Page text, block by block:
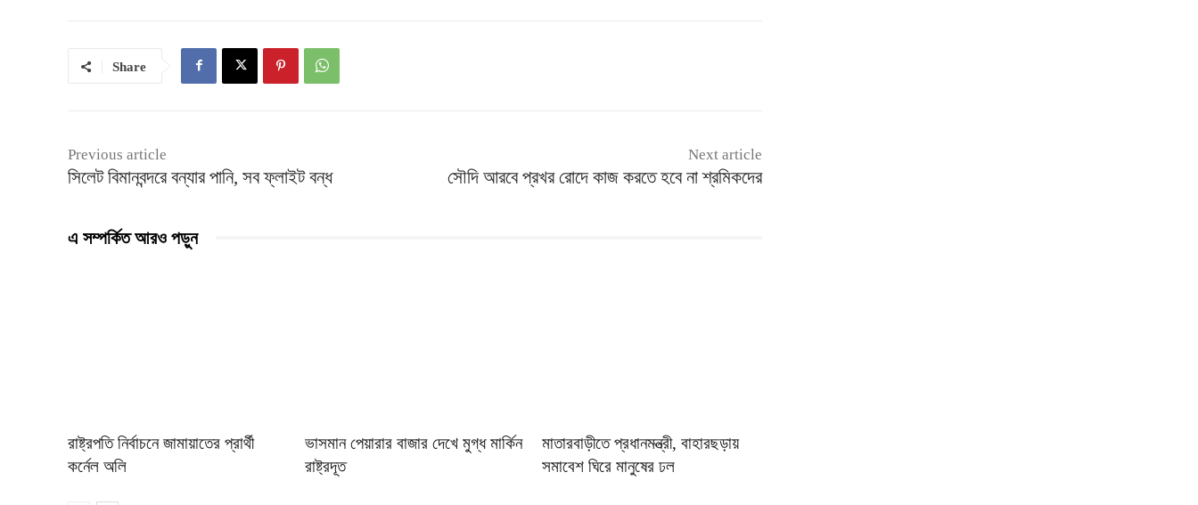
Share
Previous article
সিলেট বিমানবন্দরে বন্যার পানি, সব ফ্লাইট বন্ধ
Next article
সৌদি আরবে প্রখর রোদে কাজ করতে হবে না শ্রমিকদের
এ সম্পর্কিত আরও পড়ুন
রাষ্ট্রপতি নির্বাচনে জামায়াতের প্রার্থী
কর্নেল অলি
ভাসমান পেয়ারার বাজার দেখে মুগ্ধ মার্কিন
রাষ্ট্রদূত
মাতারবাড়ীতে প্রধানমন্ত্রী, বাহারছড়ায়
সমাবেশ ঘিরে মানুষের ঢল